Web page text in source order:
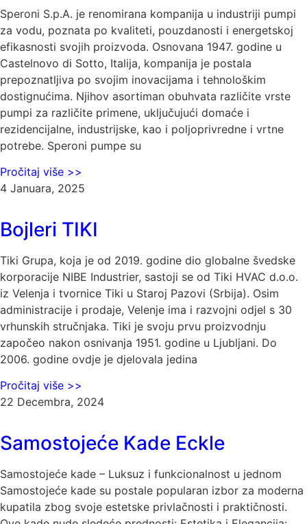
Speroni S.p.A. je renomirana kompanija u industriji pumpi
za vodu, poznata po kvaliteti, pouzdanosti i energetskoj
efikasnosti svojih proizvoda. Osnovana 1947. godine u
Castelnovo di Sotto, Italija, kompanija je postala
prepoznatljiva po svojim inovacijama i tehnološkim
dostignućima. Njihov asortiman obuhvata različite vrste
pumpi za različite primene, uključujući domaće i
rezidencijalne, industrijske, kao i poljoprivredne i vrtne
potrebe. Speroni pumpe su
Pročitaj više >>
4 Januara, 2025
Bojleri TIKI
Tiki Grupa, koja je od 2019. godine dio globalne švedske
korporacije NIBE Industrier, sastoji se od Tiki HVAC d.o.o.
iz Velenja i tvornice Tiki u Staroj Pazovi (Srbija). Osim
administracije i prodaje, Velenje ima i razvojni odjel s 30
vrhunskih stručnjaka. Tiki je svoju prvu proizvodnju
započeo nakon osnivanja 1951. godine u Ljubljani. Do
2006. godine ovdje je djelovala jedina
Pročitaj više >>
22 Decembra, 2024
Samostojeće Kade Eckle
Samostojeće kade – Luksuz i funkcionalnost u jednom
Samostojeće kade su postale popularan izbor za moderna
kupatila zbog svoje estetske privlačnosti i praktičnosti.